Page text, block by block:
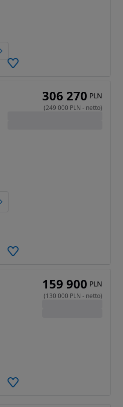
306 270 PLN
(249 000 PLN - netto)
159 900 PLN
(130 000 PLN - netto)